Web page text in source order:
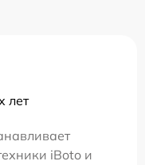
лет
iBoto и